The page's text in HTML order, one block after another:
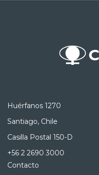
Huérfanos 1270
Santiago, Chile
Casilla Postal 150-D
+56 2 2690 3000
Contacto